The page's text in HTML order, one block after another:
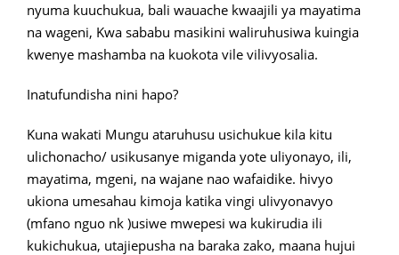
nyuma kuuchukua, bali wauache kwaajili ya mayatima
na wageni, Kwa sababu masikini waliruhusiwa kuingia
kwenye mashamba na kuokota vile vilivyosalia.
Inatufundisha nini hapo?
Kuna wakati Mungu ataruhusu usichukue kila kitu
ulichonacho/ usikusanye miganda yote uliyonayo, ili,
mayatima, mgeni, na wajane nao wafaidike. hivyo
ukiona umesahau kimoja katika vingi ulivyonavyo
(mfano nguo nk )usiwe mwepesi wa kukirudia ili
kukichukua, utajiepusha na baraka zako, maana hujui